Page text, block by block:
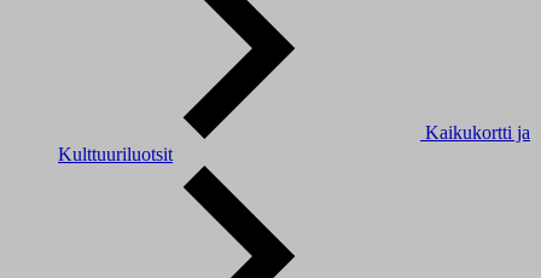
Kaikukortti ja
Kulttuuriluotsit